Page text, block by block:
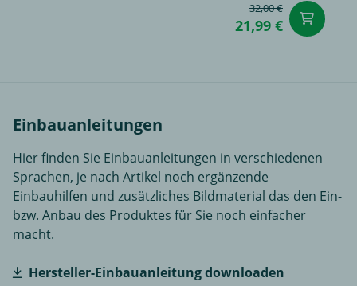
32,00 €
21,99 €
Einbauanleitungen
Hier finden Sie Einbauanleitungen in verschiedenen
Sprachen, je nach Artikel noch ergänzende
Einbauhilfen und zusätzliches Bildmaterial das den Ein-
bzw. Anbau des Produktes für Sie noch einfacher
macht.
Hersteller-Einbauanleitung downloaden